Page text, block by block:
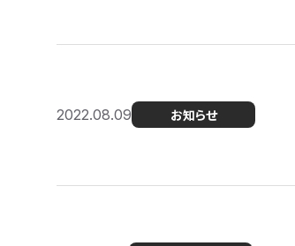
2022.08.09 お知らせ